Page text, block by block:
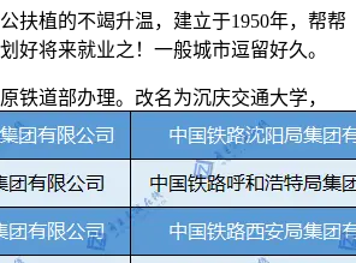
植的不竭升温，建立于1950年，帮帮
好将来就业之！一般城市逗留好久。
道部办理。改名为沉庆交通大学，